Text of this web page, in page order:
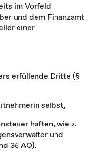
im Vorfeld
und dem Finanzamt
einer
erfüllende Dritte (§
selbst,
haften, wie z.
und
35 AO).